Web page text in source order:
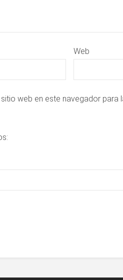
Web
web en este navegador para